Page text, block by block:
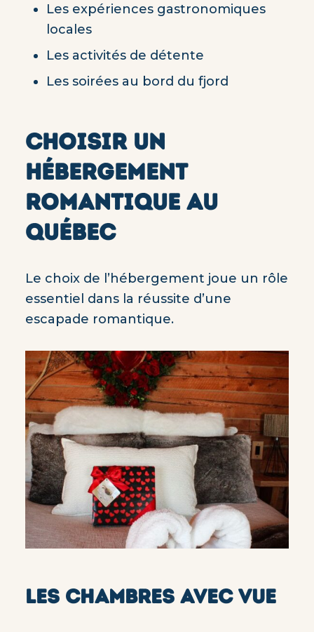
Les expériences gastronomiques
locales
Les activités de détente
Les soirées au bord du fjord
CHOISIR UN
HÉBERGEMENT
ROMANTIQUE AU
QUÉBEC
Le choix de l’hébergement joue un rôle
essentiel dans la réussite d’une
escapade romantique.
LES CHAMBRES AVEC VUE